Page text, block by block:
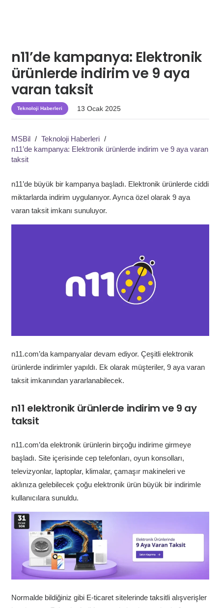
n11’de kampanya: Elektronik
ürünlerde indirim ve 9 aya
varan taksit
Teknoloji Haberleri 13 Ocak 2025
MSBil / Teknoloji Haberleri /
n11’de kampanya: Elektronik ürünlerde indirim ve 9 aya varan
taksit
n11’de büyük bir kampanya başladı. Elektronik ürünlerde ciddi
miktarlarda indirim uygulanıyor. Ayrıca özel olarak 9 aya
varan taksit imkanı sunuluyor.
n11.com’da kampanyalar devam ediyor. Çeşitli elektronik
ürünlerde indirimler yapıldı. Ek olarak müşteriler, 9 aya varan
taksit imkanından yararlanabilecek.
n11 elektronik ürünlerde indirim ve 9 ay
taksit
n11.com’da elektronik ürünlerin birçoğu indirime girmeye
başladı. Site içerisinde cep telefonları, oyun konsolları,
televizyonlar, laptoplar, klimalar, çamaşır makineleri ve
aklınıza gelebilecek çoğu elektronik ürün büyük bir indirimle
kullanıcılara sunuldu.
Normalde bildiğiniz gibi E-ticaret sitelerinde taksitli alışverişler